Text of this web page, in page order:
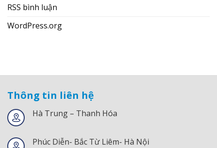
RSS bình luận
WordPress.org
Thông tin liên hệ
Hà Trung – Thanh Hóa
Phúc Diễn- Bắc Từ Liêm- Hà Nội